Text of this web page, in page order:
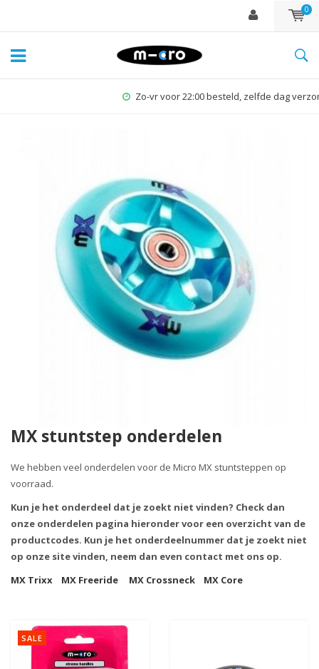
0
Zo-vr voor 22:00 besteld, zelfde dag verzonden*
MX stuntstep onderdelen
We hebben veel onderdelen voor de Micro MX stuntsteppen op
voorraad.
Kun je het onderdeel dat je zoekt niet vinden? Check dan
onze onderdelen pagina hieronder voor een overzicht van de
productcodes. Kun je het onderdeelnummer dat je zoekt niet
op onze site vinden, neem dan even contact met ons op.
MX Trixx
MX Freeride MX Crossneck MX Core
SALE